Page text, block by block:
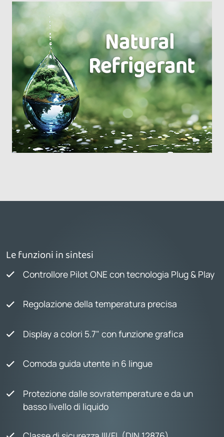
Le funzioni in sintesi
Controllore Pilot ONE con tecnologia Plug & Play
Regolazione della temperatura precisa
Display a colori 5.7" con funzione grafica
Comoda guida utente in 6 lingue
Protezione dalle sovratemperature e da un
basso livello di liquido